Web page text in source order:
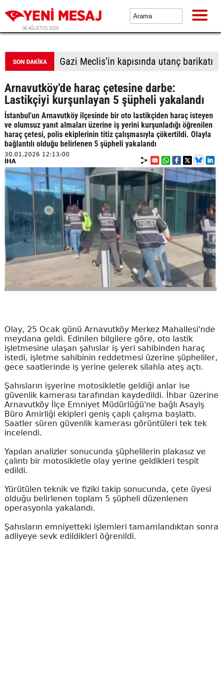
06 AĞUSTOS 2026
Gazi Meclis’in kapısında utanç barikatı
Arnavutköy'de haraç çetesine darbe:
Lastikçiyi kurşunlayan 5 şüpheli yakalandı
İstanbul'un Arnavutköy ilçesinde bir oto lastikçiden haraç isteyen
ve olumsuz yanıt almaları üzerine iş yerini kurşunladığı öğrenilen
haraç çetesi, polis ekiplerinin titiz çalışmasıyla çökertildi. Olayla
bağlantılı olduğu belirlenen 5 şüpheli yakalandı
30.01.2026 12:13:00
İHA
Olay, 25 Ocak günü Arnavutköy Merkez Mahallesi'nde
meydana geldi. Edinilen bilgilere göre, oto lastik
işletmesine ulaşan şahıslar iş yeri sahibinden haraç
istedi, işletme sahibinin reddetmesi üzerine şüpheliler,
gece saatlerinde iş yerine gelerek silahla ateş açtı.
Şahısların işyerine motosikletle geldiği anlar ise
güvenlik kamerası tarafından kaydedildi. İhbar üzerine
Arnavutköy İlçe Emniyet Müdürlüğü'ne bağlı Asayiş
Büro Amirliği ekipleri geniş çaplı çalışma başlattı.
Saatler süren güvenlik kamerası görüntüleri tek tek
incelendi.
Yapılan analizler sonucunda şüphelilerin plakasız ve
çalıntı bir motosikletle olay yerine geldikleri tespit
edildi.
Yürütülen teknik ve fiziki takip sonucunda, çete üyesi
olduğu belirlenen toplam 5 şüpheli düzenlenen
operasyonla yakalandı.
Şahısların emniyetteki işlemleri tamamlandıktan sonra
adliyeye sevk edildikleri öğrenildi.